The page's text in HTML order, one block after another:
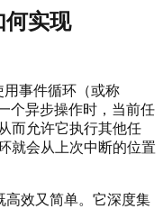
实现
用事件循环（或称
个异步操作时，当前任
而允许它执行其他任
就会从上次中断的位置
高效又简单。它深度集